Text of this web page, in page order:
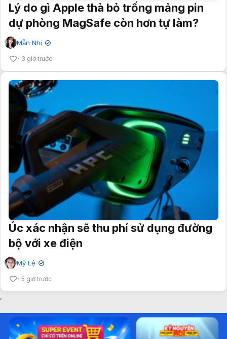
Lý do gì Apple thà bỏ trống mảng pin
dự phòng MagSafe còn hơn tự làm?
Mẫn Nhi ✔
3 giờ trước
Úc xác nhận sẽ thu phí sử dụng đường
bộ với xe điện
Mỹ Lệ ✔
5 giờ trước